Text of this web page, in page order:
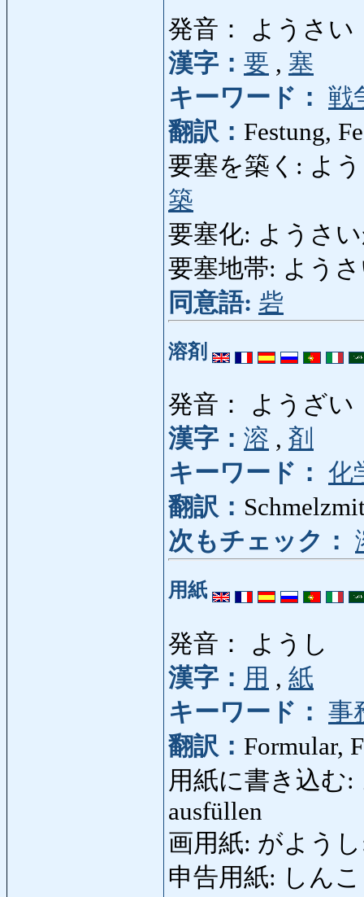
発音： ようさい
漢字： 要 , 塞
キーワード： 戦
翻訳： Festung,
要塞を築く: よう
築
要塞化: ようさい
要塞地帯: よう
同意語: 砦
溶剤
発音： ようざい
漢字： 溶 , 剤
キーワード： 化
翻訳：
次もチェック：
用紙
発音： ようし
漢字： 用 , 紙
キーワード： 事
翻訳： Formular,
用紙に書き込む:
ausfüllen
画用紙: がよう
申告用紙: しん